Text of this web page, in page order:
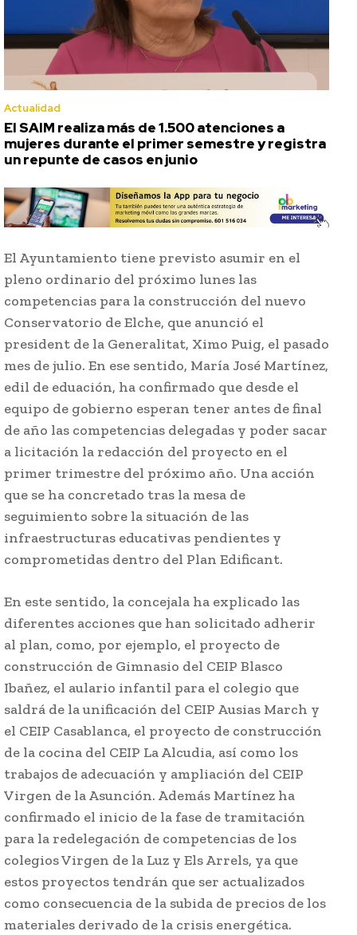
Actualidad
El SAIM realiza más de 1.500 atenciones a
mujeres durante el primer semestre y registra
un repunte de casos en junio
El Ayuntamiento tiene previsto asumir en el
pleno ordinario del próximo lunes las
competencias para la construcción del nuevo
Conservatorio de Elche, que anunció el
president de la Generalitat, Ximo Puig, el pasado
mes de julio. En ese sentido, María José Martínez,
edil de eduación, ha confirmado que desde el
equipo de gobierno esperan tener antes de final
de año las competencias delegadas y poder sacar
a licitación la redacción del proyecto en el
primer trimestre del próximo año. Una acción
que se ha concretado tras la mesa de
seguimiento sobre la situación de las
infraestructuras educativas pendientes y
comprometidas dentro del Plan Edificant.
En este sentido, la concejala ha explicado las
diferentes acciones que han solicitado adherir
al plan, como, por ejemplo, el proyecto de
construcción de Gimnasio del CEIP Blasco
Ibañez, el aulario infantil para el colegio que
saldrá de la unificación del CEIP Ausias March y
el CEIP Casablanca, el proyecto de construcción
de la cocina del CEIP La Alcudia, así como los
trabajos de adecuación y ampliación del CEIP
Virgen de la Asunción. Además Martínez ha
confirmado el inicio de la fase de tramitación
para la redelegación de competencias de los
colegios Virgen de la Luz y Els Arrels, ya que
estos proyectos tendrán que ser actualizados
como consecuencia de la subida de precios de los
materiales derivado de la crisis energética.